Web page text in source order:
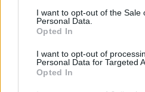
I want to opt-out of the Sale
Personal Data.
Opted In
I want to opt-out of
Personal Data for Targeted
Opted In